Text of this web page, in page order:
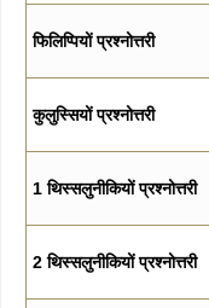
फिलिप्पियों प्रश्नोत्तरी
कुलुस्सियों प्रश्नोत्तरी
1 थिस्सलुनीकियों प्रश्नोत्तरी
2 थिस्सलुनीकियों प्रश्नोत्तरी